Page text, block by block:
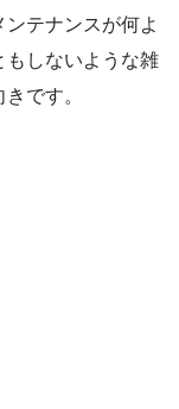
テナンスが何よ
もしないような雑
です。